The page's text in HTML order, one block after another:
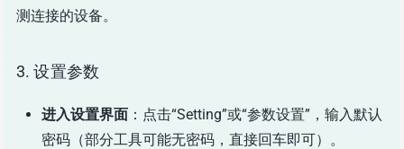
测连接的设备。
3. 设置参数
进入设置界面 ：点击“Setting”或“参数设置”，输入默认
密码（部分工具可能无密码，直接回车即可）。